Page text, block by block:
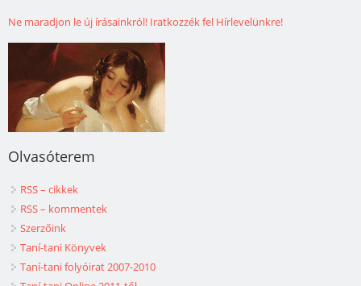
Ne maradjon le új írásainkról! Iratkozzék fel Hírlevelünkre!
Olvasóterem
RSS – cikkek
RSS – kommentek
Szerzőink
Taní-tani Könyvek
Taní-tani folyóirat 2007-2010